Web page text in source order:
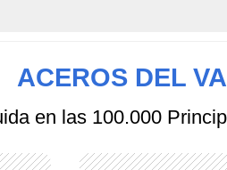
ACEROS DEL
en las 100.000